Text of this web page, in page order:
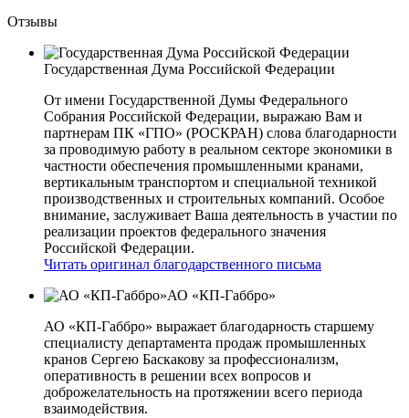
Отзывы
Государственная Дума Российской Федерации
От имени Государственной Думы Федерального
Собрания Российской Федерации, выражаю Вам и
партнерам ПК «ГПО» (РОСКРАН) слова благодарности
за проводимую работу в реальном секторе экономики в
частности обеспечения промышленными кранами,
вертикальным транспортом и специальной техникой
производственных и строительных компаний. Особое
внимание, заслуживает Ваша деятельность в участии по
реализации проектов федерального значения
Российской Федерации.
Читать оригинал благодарственного письма
АО «КП-Габбро»
АО «КП-Габбро» выражает благодарность старшему
специалисту департамента продаж промышленных
кранов Сергею Баскакову за профессионализм,
оперативность в решении всех вопросов и
доброжелательность на протяжении всего периода
взаимодействия.